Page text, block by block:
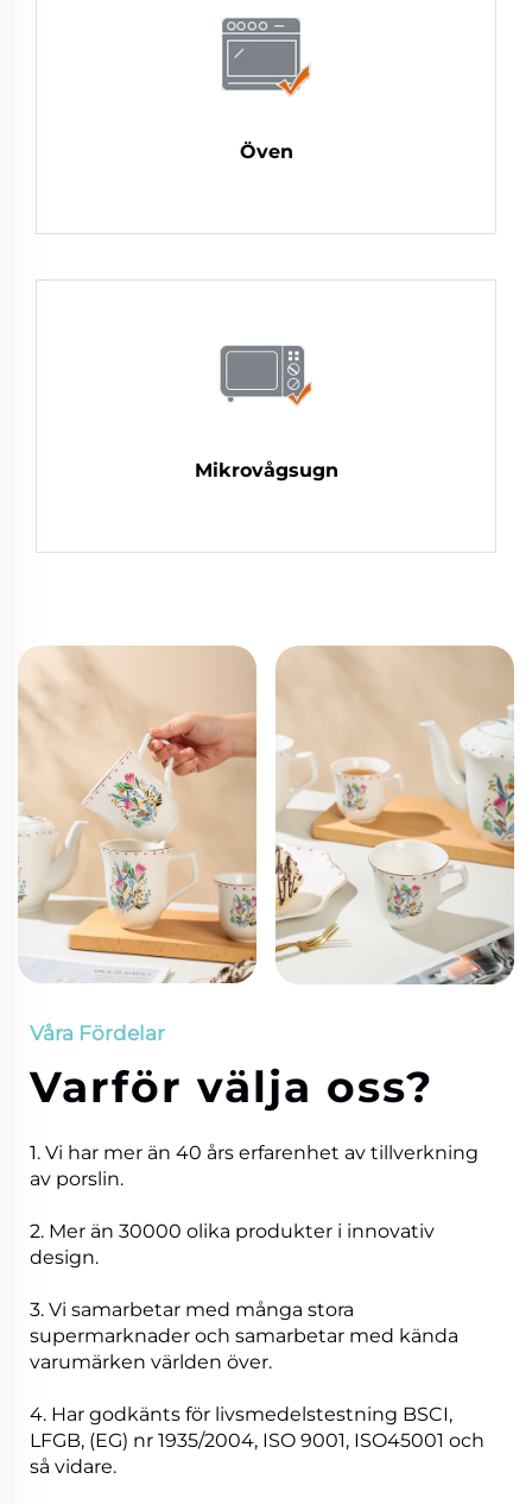
Öven
Mikrovågsugn
Våra Fördelar
Varför välja oss?
1. Vi har mer än 40 års erfarenhet av tillverkning
av porslin.
2. Mer än 30000 olika produkter i innovativ
design.
3. Vi samarbetar med många stora
supermarknader och samarbetar med kända
varumärken världen över.
4. Har godkänts för livsmedelstestning BSCI,
LFGB, (EG) nr 1935/2004, ISO 9001, ISO45001 och
så vidare.